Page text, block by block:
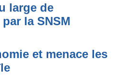
large de
la SNSM
et menace les